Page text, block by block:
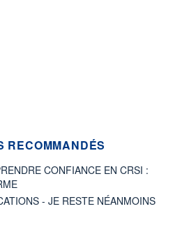
RECOMMANDÉS
CONFIANCE EN CRSI :
- JE RESTE NÉANMOINS